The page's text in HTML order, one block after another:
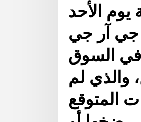
يوم الأحد
جي آر جي
في السوق
والذي لم
المتوقع